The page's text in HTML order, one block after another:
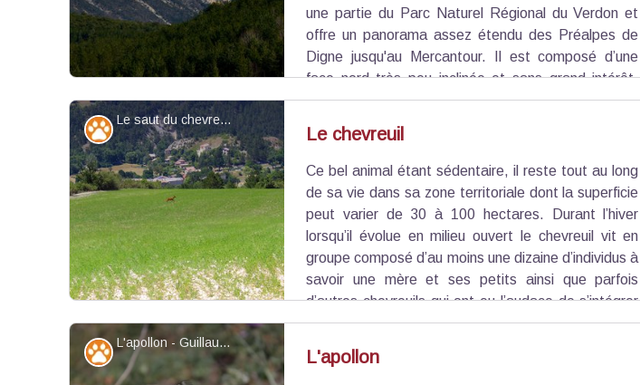
Voir l'image en plein écran
une partie du Parc Naturel Régional du Verdon et
offre un panorama assez étendu des Préalpes de
Digne jusqu'au Mercantour. Il est composé d’une
face nord très peu inclinée et sans grand intérêt,
d’une face est rocailleuse et dangereuse, d’une face sud boisée et intéressante et
d’une face ouest peu inclinée et boisée.
Le saut du chevreuil - Guillaume Pluchon PNR Verdon
Faune Le chevreuil
Ce bel animal étant sédentaire, il reste tout au long
de sa vie dans sa zone territoriale dont la superficie
peut varier de 30 à 100 hectares. Durant l’hiver
lorsqu’il évolue en milieu ouvert le chevreuil vit en
groupe composé d’au moins une dizaine d’individus à
savoir une mère et ses petits ainsi que parfois
d’autres chevreuils qui ont eu l’audace de s’intégrer
à ce groupe social. Il marque son territoire en se frottant contre les arbres (marquage
olfactif) et grattent les troncs de ses bois.
L'apollon - Guillaume Pluchon PNR Verdon
Faune L'apollon